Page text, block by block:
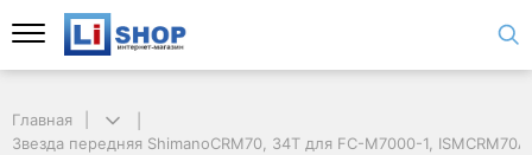
Главная
Звезда передняя ShimanoCRM70, 34T для FC-M7000-1,